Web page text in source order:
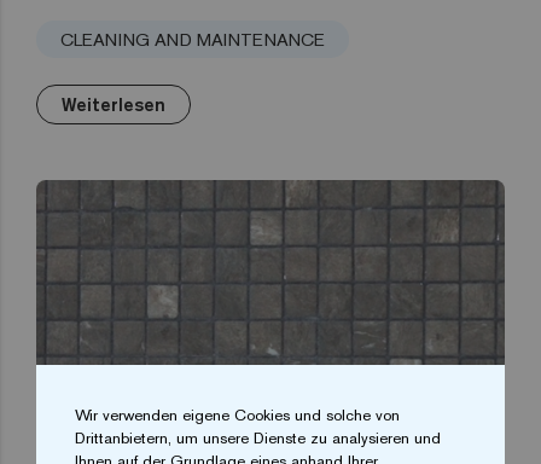
CLEANING AND MAINTENANCE
Weiterlesen
Wir verwenden eigene Cookies und solche von
Drittanbietern, um unsere Dienste zu analysieren und